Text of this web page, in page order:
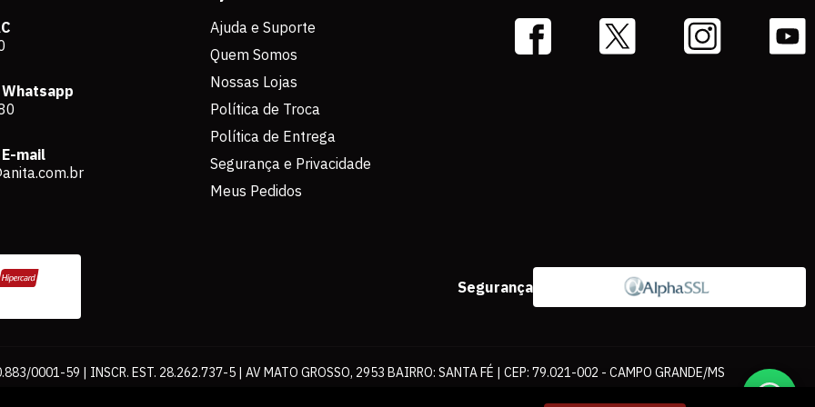
mail
Ajuda e Suporte
Quem Somos
Nossas Lojas
Política de Troca
Política de Entrega
Segurança e Privacidade
Meus Pedidos
Segurança
0001-59 | INSCR. EST. 28.262.737-5 | AV MATO GROSSO, 2953 BAIRRO: SANTA FÉ | CEP: 79.021-002 - CAMPO GRANDE/MS